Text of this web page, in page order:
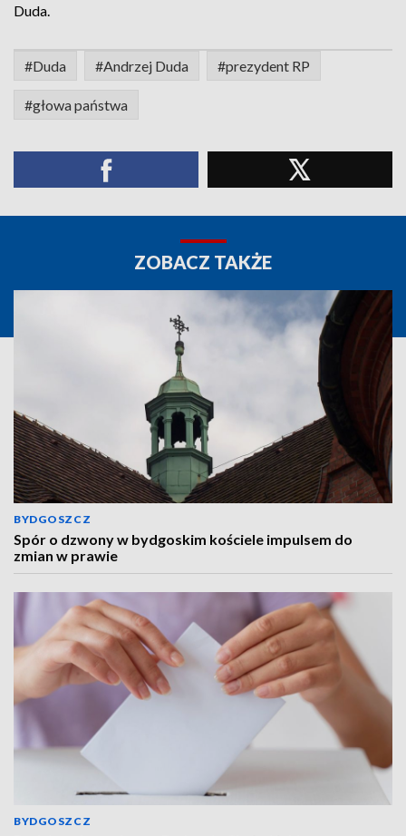
Duda.
#Duda #Andrzej Duda #prezydent RP
#głowa państwa
ZOBACZ TAKŻE
BYDGOSZCZ
Spór o dzwony w bydgoskim kościele impulsem do
zmian w prawie
BYDGOSZCZ